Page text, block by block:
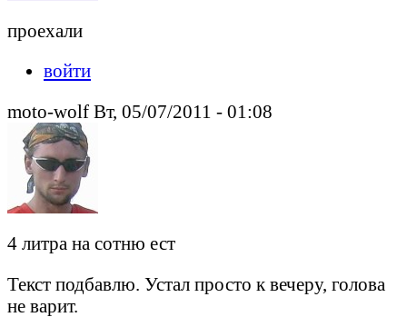
проехали
войти
moto-wolf Вт, 05/07/2011 - 01:08
4 литра на сотню ест
Текст подбавлю. Устал просто к вечеру, голова
не варит.